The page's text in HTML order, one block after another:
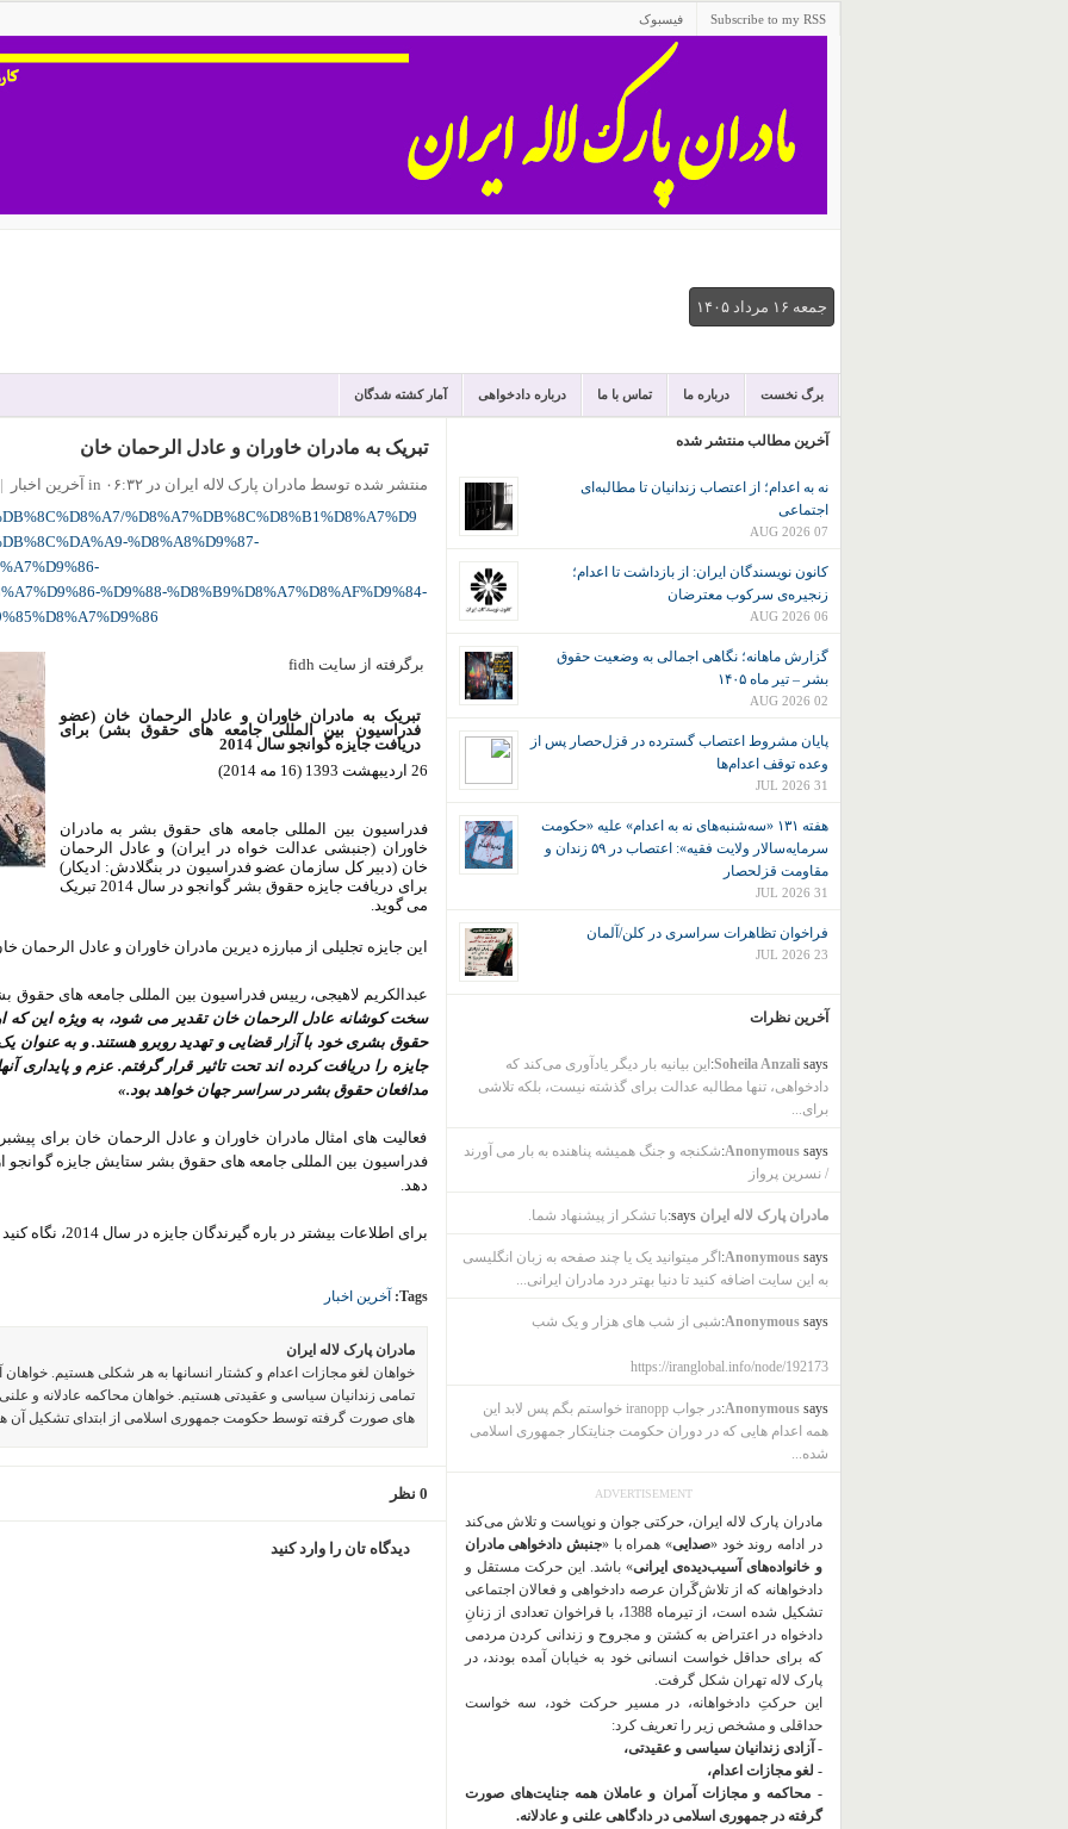
Subscribe to my RSS فیسبوک
جمعه ۱۶ مرداد ۱۴۰۵
برگ نخست درباره ما تماس با ما درباره دادخواهی آمار کشته شدگان
تبریک به مادران خاوران و عادل الرحمان خان
منتشر شده توسط مادران پارک لاله ایران در ۰۶:۳۲ in آخرین اخبار |
%D8%A7%DB%8C%D8%B1%D8%A7%D9
%D8%A8%D9%87-
%D9%88-%D8%B9%D8%A7%D8%AF%D9%84-
برگرفته از سایت fidh
تبریک به مادران خاوران و عادل الرحمان خان (عضو
فدراسیون بین المللی جامعه های حقوق بشر) برای
دریافت جایزه گوانجو سال 2014
26 اردیبهشت 1393 (16 مه 2014)
فدراسیون بین المللی جامعه های حقوق بشر به مادران
خاوران (جنبشی عدالت خواه در ایران) و عادل الرحمان
خان (دبیر کل سازمان عضو فدراسیون در بنگلادش: ادیکار)
برای دریافت جایزه حقوق بشر گوانجو در سال 2014 تبریک
می گوید.
این جایزه تجلیلی از مبارزه دیرین مادران خاوران و عادل
عبدالکریم لاهیجی، رییس فدراسیون بین المللی جامعه های حقوق
سخت کوشانه عادل الرحمان خان تقدیر می شود، به ویژه این که
حقوق بشری خود با آزار قضایی و تهدید روبرو هستند. و به عنوان یک
جایزه را دریافت کرده اند تحت تاثیر قرار گرفتم. عزم و پایداری
مدافعان حقوق بشر در سراسر جهان خواهد بود.»
فعالیت های امثال مادران خاوران و عادل الرحمان خان برای
فدراسیون بین المللی جامعه های حقوق بشر ستایش جایزه گوانجو
دهد.
برای اطلاعات بیشتر در باره گیرندگان جایزه در سال 2014، نگاه کنید به
Tags: آخرین اخبار
مادران پارک لاله ایران
خواهان لغو مجازات اعدام و کشتار انسانها به هر شکلی هستیم.
تمامی زندانیان سیاسی و عقیدتی هستیم. خواهان محاکمه عادلانه و
های صورت گرفته توسط حکومت جمهوری اسلامی از ابتدای تشکیل آن
0 نظر
دیدگاه تان را وارد کنید
آخرین مطالب منتشر شده
نه به اعدام؛ از اعتصاب زندانیان تا مطالبه‌ای
اجتماعی
07 AUG 2026
کانون نويسندگان ايران: از بازداشت تا اعدام؛
زنجیره‌ی سرکوب معترضان
06 AUG 2026
گزارش ماهانه؛ نگاهی اجمالی به وضعیت حقوق
بشر – تیر ماه ۱۴۰۵
02 AUG 2026
پایان مشروط اعتصاب گسترده در قزل‌حصار پس از
وعده توقف اعدام‌ها
31 JUL 2026
هفته ۱۳۱ «سه‌شنبه‌های نه به اعدام» علیه «حکومت
سرمایه‌سالار ولایت فقیه»: اعتصاب در ۵۹ زندان و
مقاومت قزلحصار
31 JUL 2026
فراخوان تظاهرات سراسری در کلن/آلمان
23 JUL 2026
آخرین نظرات
Soheila Anzalisays:
این بیانیه بار دیگر یادآوری می‌کند که
دادخواهی، تنها مطالبه عدالت برای گذشته نیست، بلکه تلاشی
برای...
Anonymoussays:
شکنجه و جنگ همیشه پناهنده به بار می آورند
/ نسرین پرواز
مادران پارک لاله ایران says: با تشکر از پیشنهاد شما.
Anonymoussays:
اگر میتوانید یک یا چند صفحه به زبان انگلیسی
به این سایت اضافه کنید تا دنیا بهتر درد مادران ایرانی...
Anonymoussays: شبی از شب های هزار و یک شب
https://iranglobal.info/node/192173
Anonymoussays:
در جواب iranopp خواستم بگم پس لابد این
همه اعدام هایی که در دوران حکومت جنایتکار جمهوری اسلامی
شده...
ADVERTISEMENT
مادران پارک لاله ایران، حرکتی جوان و نوپاست و تلاش می‌کند
در ادامه روند خود «صدایی» همراه با «جنبش دادخواهی مادران
و خانواده‌های آسیب‌دیده‌ی ایرانی» باشد. این حرکت مستقل و
دادخواهانه که از تلاش‌گَران عرصه دادخواهی و فعالان اجتماعی
تشکیل شده است، از تیرماه 1388، با فراخوان تعدادی از زنانِ
دادخواه در اعتراض به کشتن و مجروح و زندانی کردن مردمی
که برای حداقل خواست انسانی خود به خیابان آمده بودند، در
پارک لاله تهران شکل گرفت.
این حرکتِ دادخواهانه، در مسیر حرکت خود، سه خواست
حداقلی و مشخص زیر را تعریف کرد:
- آزادی زندانیان سیاسی و عقیدتی،
- لغو مجازات اعدام،
- محاکمه و مجازات آمران و عاملان همه جنایت‌های صورت
گرفته در جمهوری اسلامی در دادگاهی علنی و عادلانه.